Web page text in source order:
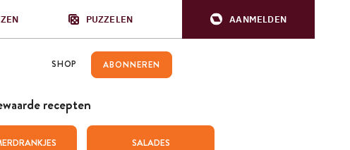
PUZZELEN AANMELDEN
SHOP ABONNEREN
recepten
SALADES